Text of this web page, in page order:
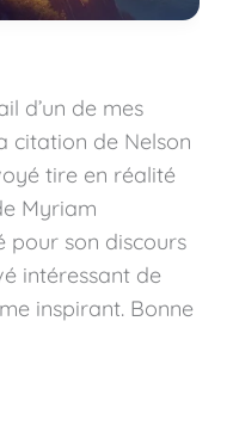
d’un de mes
citation de Nelson
tire en réalité
Myriam
pour son discours
intéressant de
inspirant. Bonne